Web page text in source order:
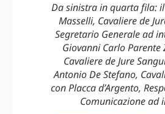
Da sinistra in quarta fila:
Masselli, Cavaliere de
Segretario Generale ad
Giovanni Carlo
Cavaliere de Jure
Antonio De Stefano,
con Placca d’Argento,
Comunicazione ad